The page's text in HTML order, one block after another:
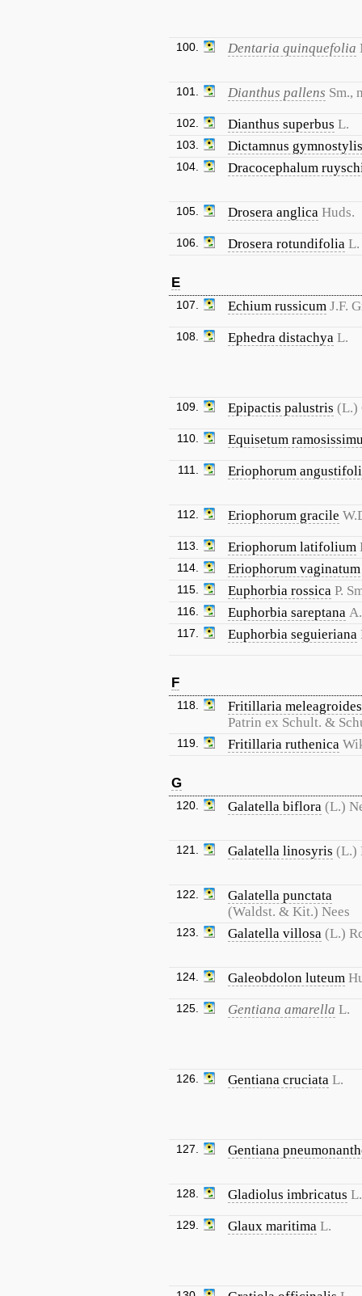
100. Dentaria quinquefolia
101. Dianthus pallens Sm.,
102. Dianthus superbus L.
103. Dictamnus gymnostylis
104. Dracocephalum
105. Drosera anglica Huds.
106. Drosera rotundifolia L.
E
107. Echium russicum J.F.
108. Ephedra distachya L.
109. Epipactis palustris (L.)
110. Equisetum
111. Eriophorum
112. Eriophorum gracile
113. Eriophorum latifolium
114. Eriophorum vaginatum
115. Euphorbia rossica P.
116. Euphorbia sareptana
117. Euphorbia seguieriana
F
118.
Fritillaria meleagroides
Patrin ex Schult. &
119. Fritillaria ruthenica
G
120. Galatella biflora (L.)
121. Galatella linosyris (L.)
122.
Galatella punctata
(Waldst. & Kit.) Nees
123. Galatella villosa (L.)
124. Galeobdolon luteum
125. Gentiana amarella L.
126. Gentiana cruciata L.
127. Gentiana
128. Gladiolus imbricatus L.
129. Glaux maritima L.